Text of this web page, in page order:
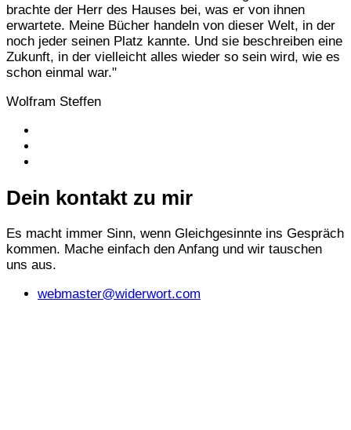
brachte der Herr des Hauses bei, was er von ihnen
erwartete. Meine Bücher handeln von dieser Welt, in der
noch jeder seinen Platz kannte. Und sie beschreiben eine
Zukunft, in der vielleicht alles wieder so sein wird, wie es
schon einmal war."
Wolfram Steffen
Dein kontakt zu mir
Es macht immer Sinn, wenn Gleichgesinnte ins Gespräch
kommen. Mache einfach den Anfang und wir tauschen
uns aus.
webmaster@widerwort.com